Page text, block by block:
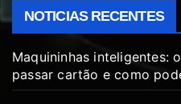
NOTICIAS RECENTES
Maquininhas inteligentes:
passar cartão e como